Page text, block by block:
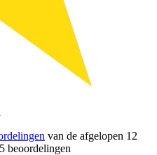
van de afgelopen 12
beoordelingen